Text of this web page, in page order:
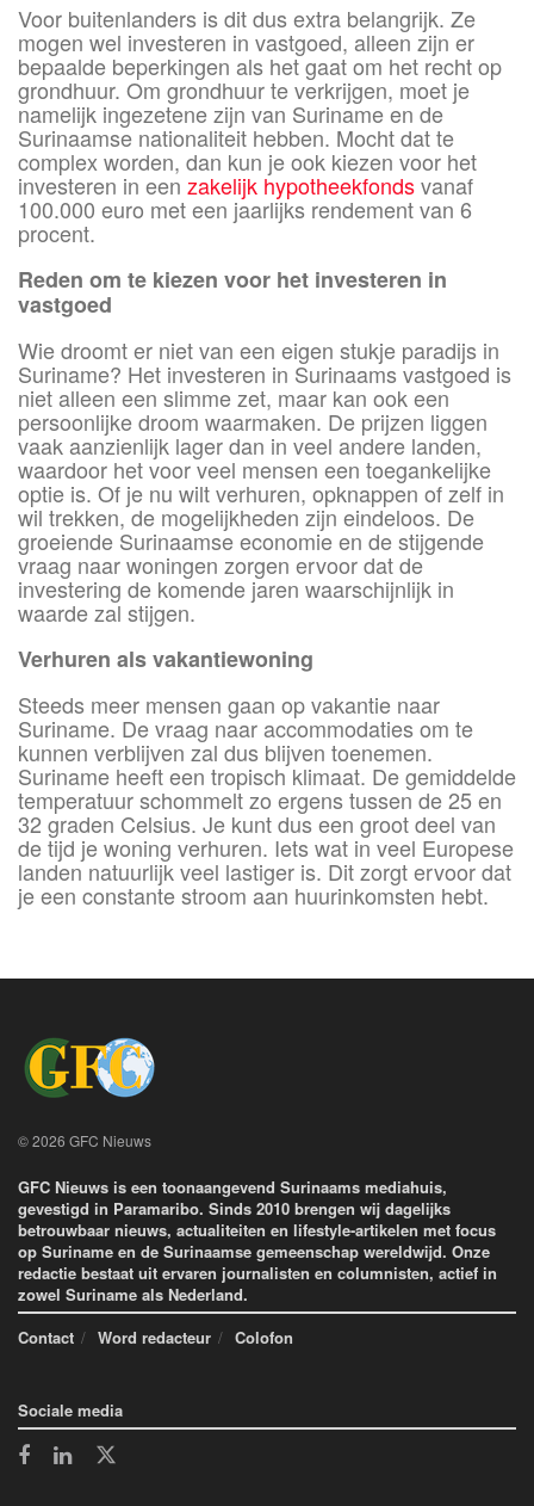
Voor buitenlanders is dit dus extra belangrijk. Ze
mogen wel investeren in vastgoed, alleen zijn er
bepaalde beperkingen als het gaat om het recht op
grondhuur. Om grondhuur te verkrijgen, moet je
namelijk ingezetene zijn van Suriname en de
Surinaamse nationaliteit hebben. Mocht dat te
complex worden, dan kun je ook kiezen voor het
investeren in een zakelijk hypotheekfondsvanaf
100.000 euro met een jaarlijks rendement van 6
procent.
Reden om te kiezen voor het investeren in
vastgoed
Wie droomt er niet van een eigen stukje paradijs in
Suriname? Het investeren in Surinaams vastgoed is
niet alleen een slimme zet, maar kan ook een
persoonlijke droom waarmaken. De prijzen liggen
vaak aanzienlijk lager dan in veel andere landen,
waardoor het voor veel mensen een toegankelijke
optie is. Of je nu wilt verhuren, opknappen of zelf in
wil trekken, de mogelijkheden zijn eindeloos. De
groeiende Surinaamse economie en de stijgende
vraag naar woningen zorgen ervoor dat de
investering de komende jaren waarschijnlijk in
waarde zal stijgen.
Verhuren als vakantiewoning
Steeds meer mensen gaan op vakantie naar
Suriname. De vraag naar accommodaties om te
kunnen verblijven zal dus blijven toenemen.
Suriname heeft een tropisch klimaat. De gemiddelde
temperatuur schommelt zo ergens tussen de 25 en
32 graden Celsius. Je kunt dus een groot deel van
de tijd je woning verhuren. Iets wat in veel Europese
landen natuurlijk veel lastiger is. Dit zorgt ervoor dat
je een constante stroom aan huurinkomsten hebt.
© 2026 GFC Nieuws
GFC Nieuws is een toonaangevend Surinaams mediahuis,
gevestigd in Paramaribo. Sinds 2010 brengen wij dagelijks
betrouwbaar nieuws, actualiteiten en lifestyle-artikelen met focus
op Suriname en de Surinaamse gemeenschap wereldwijd. Onze
redactie bestaat uit ervaren journalisten en columnisten, actief in
zowel Suriname als Nederland.
Contact
Word redacteur Colofon
Sociale media